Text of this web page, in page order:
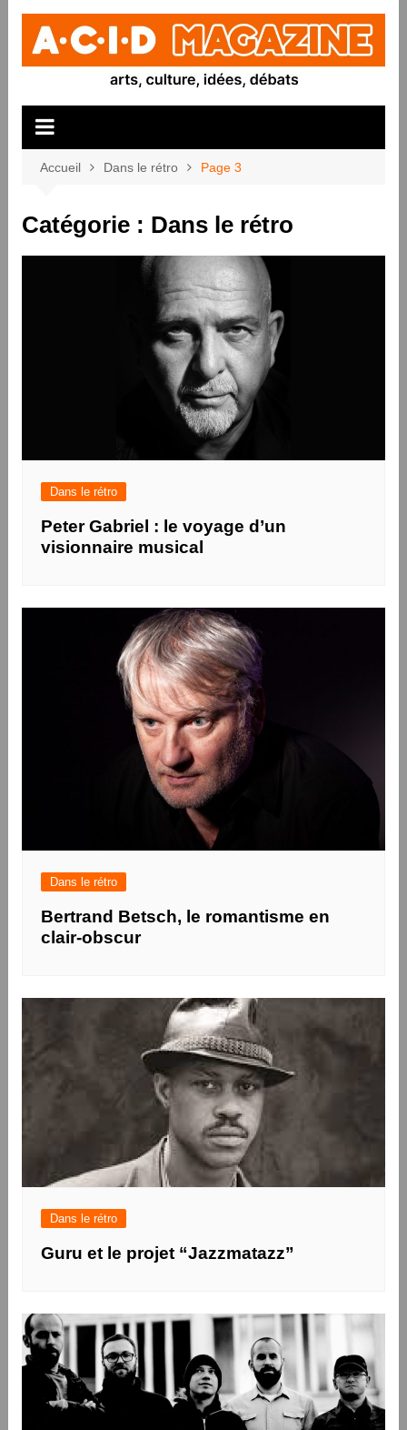
Aller
contenu
Accueil Dans le rétro Page 3
Catégorie : Dans le rétro
Dans le rétro
Peter Gabriel : le voyage d’un
visionnaire musical
Dans le rétro
Bertrand Betsch, le romantisme en
clair-obscur
Dans le rétro
Guru et le projet “Jazzmatazz”